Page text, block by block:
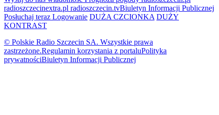
radioszczecinextra.pl radioszczecin.tvBiuletyn Informacji Publicznej
Posłuchaj teraz Logowanie DUŻA CZCIONKA DUŻY
KONTRAST
© Polskie Radio Szczecin SA. Wszystkie prawa
zastrzeżone.Regulamin korzystania z portaluPolityka
prywatnościBiuletyn Informacji Publicznej